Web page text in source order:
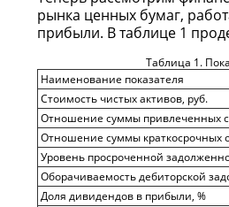
рынка ценных бумаг,
прибыли. В таблице 1
Таблица 1.
Наименование показателя
Стоимость чистых активов, руб.
Отношение суммы привлеченных
Отношение суммы краткосрочных
Уровень просроченной
Оборачиваемость дебиторской
Доля дивидендов в прибыли, %